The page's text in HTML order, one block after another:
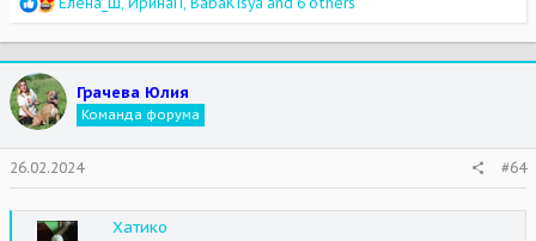
a
c
t
i
o
s
:
Грачева Юлия
Команда форума
26.02.2024 #64
Хатико